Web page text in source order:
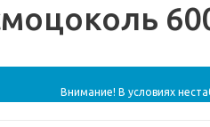
Внимание! В условиях